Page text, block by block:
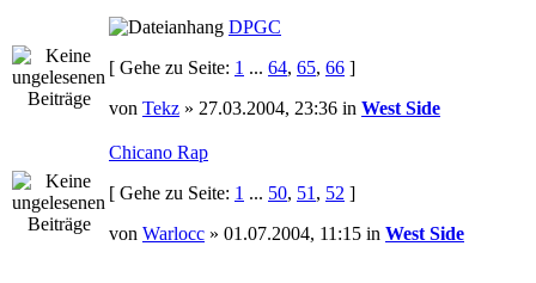
DPGC
[ Gehe zu Seite: 1 ... 64, 65, 66 ]
von Tekz » 27.03.2004, 23:36 in West Side
Chicano Rap
[ Gehe zu Seite: 1 ... 50, 51 , 52 ]
von Warlocc » 01.07.2004, 11:15 in West Side